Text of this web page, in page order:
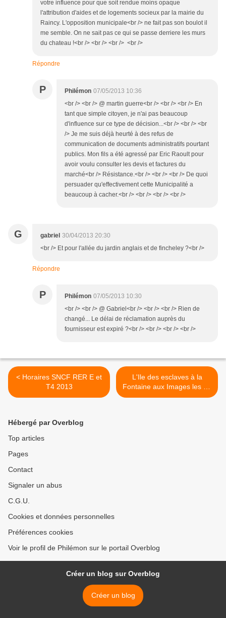
votre influence pour que soit rendue moins opaque
l'attribution d'aides et de logements socieux par la mairie du
Raincy. L'opposition municipale<br /> ne fait pas son boulot il
me semble. On ne sait pas ce qui se passe derriere les murs
du chateau !<br /> <br /> <br /> <br />
Répondre
P Philémon 07/05/2013 10:36
<br /> <br /> @ martin guerre<br /> <br /> <br /> En
tant que simple citoyen, je n'ai pas beaucoup
d'influence sur ce type de décision...<br /> <br /> <br
/> Je me suis déjà heurté à des refus de
communication de documents administratifs pourtant
publics. Mon fils a été agressé par Eric Raoult pour
avoir voulu consulter les devis et factures du
marché<br /> Résistance.<br /> <br /> <br /> De quoi
persuader qu'effectivement cette Municipalité a
beaucoup à cacher.<br /> <br /> <br /> <br />
G gabriel 30/04/2013 20:30
<br /> Et pour l'allée du jardin anglais et de fincheley ?<br />
Répondre
P Philémon 07/05/2013 10:30
<br /> <br /> @ Gabriel<br /> <br /> <br /> Rien de
changé... Le délai de réclamation auprès du
fournisseur est expiré ?<br /> <br /> <br /> <br />
< Horaires SNCF RER E et
T4 2013
L'Ile des esclaves à la
Fontaine aux Images les 10
et 11 mai 2013 >
Hébergé par Overblog
Top articles
Pages
Contact
Signaler un abus
C.G.U.
Cookies et données personnelles
Préférences cookies
Voir le profil de Philémon sur le portail Overblog
Créer un blog sur Overblog
Créer un blog